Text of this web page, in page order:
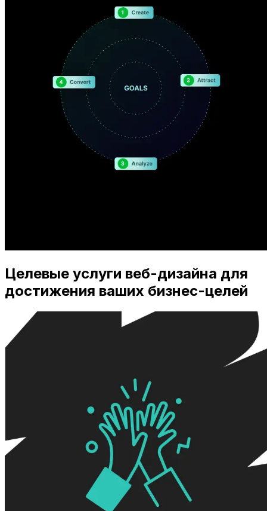
Целевые услуги веб-дизайна для
достижения ваших бизнес-целей